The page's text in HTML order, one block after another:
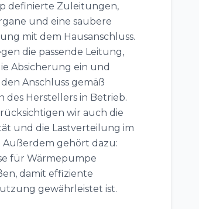
definierte Zuleitungen,
und eine saubere
mit dem Hausanschluss.
die passende Leitung,
Absicherung ein und
Anschluss gemäß
des Herstellers in Betrieb.
wir auch die
und die Lastverteilung im
Außerdem gehört dazu:
für Wärmepumpe
damit effiziente
gewährleistet ist.